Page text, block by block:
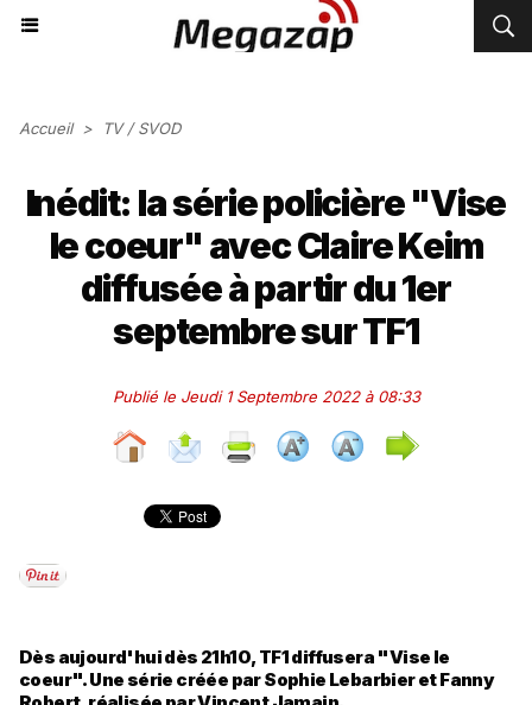
Accueil > TV / SVOD
Inédit: la série policière "Vise
le coeur" avec Claire Keim
diffusée à partir du 1er
septembre sur TF1
Publié le Jeudi 1 Septembre 2022 à 08:33
Dès aujourd'hui dès 21h10, TF1 diffusera "Vise le
coeur". Une série créée par Sophie Lebarbier et Fanny